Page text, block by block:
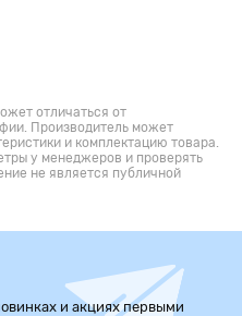
отличаться от
Производитель может
и комплектацию товара.
у менеджеров и проверять
не является публичной
и акциях первыми